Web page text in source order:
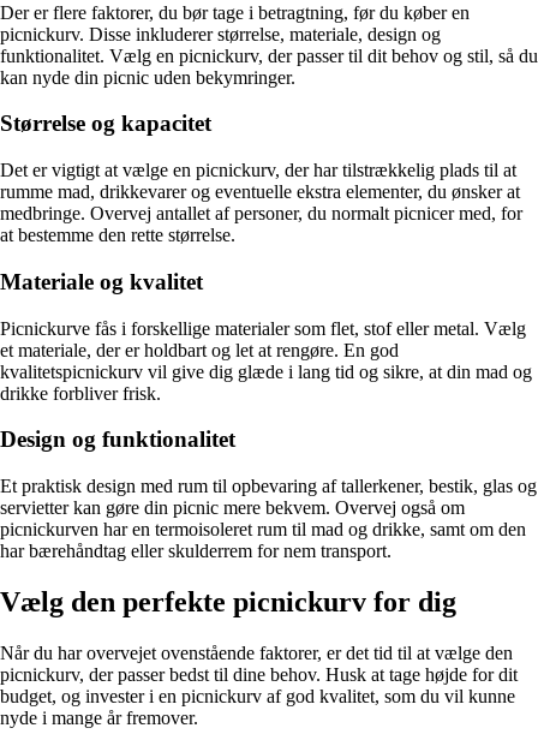
Der er flere faktorer, du bør tage i betragtning, før du køber en
picnickurv. Disse inkluderer størrelse, materiale, design og
funktionalitet. Vælg en picnickurv, der passer til dit behov og stil, så du
kan nyde din picnic uden bekymringer.
Størrelse og kapacitet
Det er vigtigt at vælge en picnickurv, der har tilstrækkelig plads til at
rumme mad, drikkevarer og eventuelle ekstra elementer, du ønsker at
medbringe. Overvej antallet af personer, du normalt picnicer med, for
at bestemme den rette størrelse.
Materiale og kvalitet
Picnickurve fås i forskellige materialer som flet, stof eller metal. Vælg
et materiale, der er holdbart og let at rengøre. En god
kvalitetspicnickurv vil give dig glæde i lang tid og sikre, at din mad og
drikke forbliver frisk.
Design og funktionalitet
Et praktisk design med rum til opbevaring af tallerkener, bestik, glas og
servietter kan gøre din picnic mere bekvem. Overvej også om
picnickurven har en termoisoleret rum til mad og drikke, samt om den
har bærehåndtag eller skulderrem for nem transport.
Vælg den perfekte picnickurv for dig
Når du har overvejet ovenstående faktorer, er det tid til at vælge den
picnickurv, der passer bedst til dine behov. Husk at tage højde for dit
budget, og invester i en picnickurv af god kvalitet, som du vil kunne
nyde i mange år fremover.